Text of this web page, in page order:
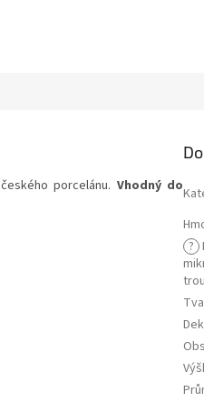
porcelánu. Vhodný do
?